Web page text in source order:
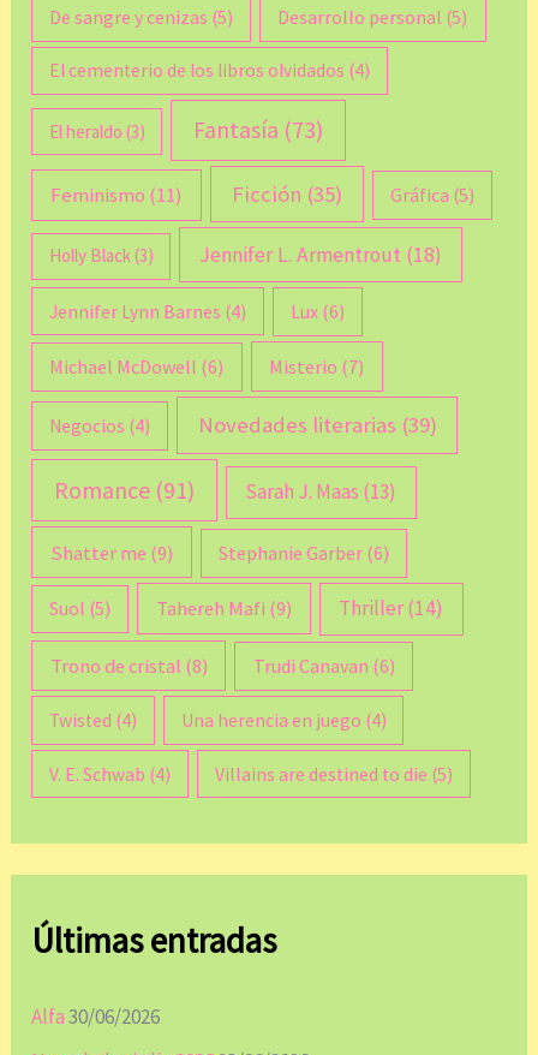
De sangre y cenizas (5) Desarrollo personal (5)
El cementerio de los libros olvidados (4)
El heraldo (3) Fantasía (73)
Feminismo (11) Ficción (35) Gráfica (5)
Holly Black(3) Jennifer L. Armentrout (18)
Jennifer Lynn Barnes (4) Lux (6)
Michael McDowell (6) Misterio (7)
Negocios (4) Novedades literarias (39)
Romance (91) Sarah J. Maas (13)
Shatter me (9) Stephanie Garber (6)
Suol (5) Tahereh Mafi (9) Thriller(14)
Trono de cristal (8) Trudi Canavan (6)
Twisted (4) Una herencia en juego (4)
V. E. Schwab (4) Villains are destined to die (5)
Últimas entradas
Alfa30/06/2026